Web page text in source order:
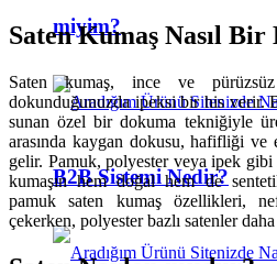
miyim?
B2B Sistemi Nedir?
Saten Kumaş Nasıl Bir
Saten kumaş, ince ve
dokunduğunuzda ipeksi bir his verir.
sunan özel bir dokuma tekniğiyle
arasında kaygan dokusu, hafifliği ve
gelir. Pamuk, polyester veya ipek
kumaşın hem doğal hem de
pamuk saten kumaş özellikleri,
çekerken, polyester bazlı satenler daha